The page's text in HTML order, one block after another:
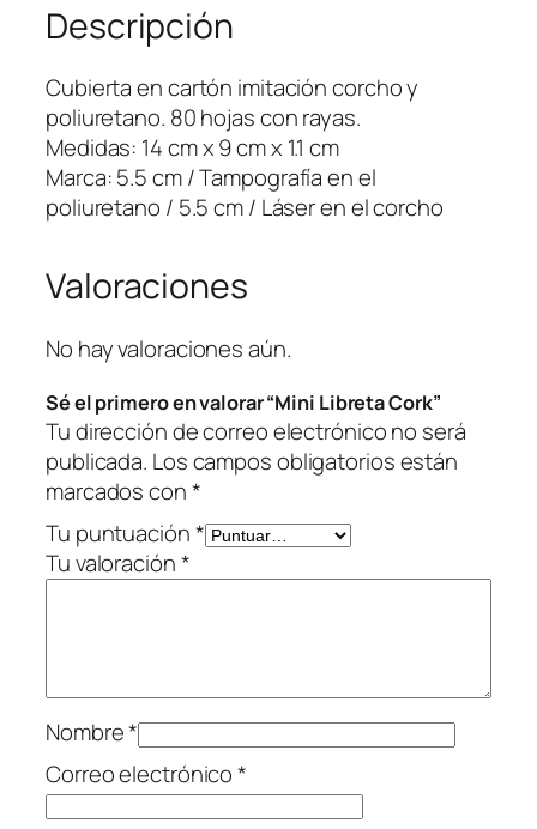
e
t
a
C
o
r
k
c
n
i
a
d
Descripción
Cubierta en cartón imitación corcho y
poliuretano. 80 hojas con rayas.
Medidas: 14 cm x 9 cm x 1.1 cm
Marca: 5.5 cm / Tampografía en el
poliuretano / 5.5 cm / Láser en el corcho
Valoraciones
No hay valoraciones aún.
Sé el primero en valorar “Mini Libreta Cork”
Tu dirección de correo electrónico no será
publicada. Los campos obligatorios están
marcados con*
Tu puntuación*
Tu valoración*
Nombre*
Correo electrónico*